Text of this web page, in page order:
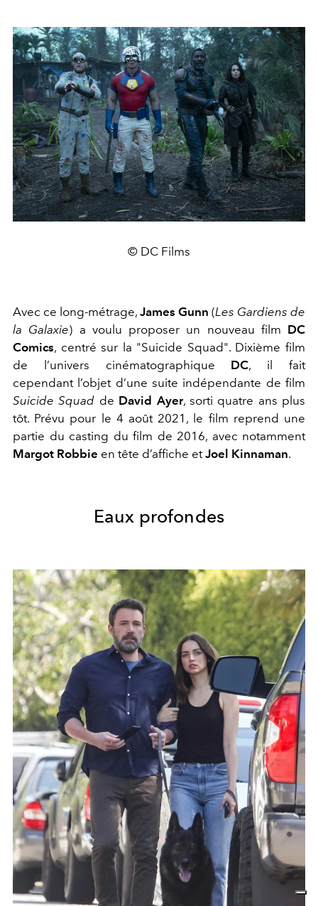
© DC Films
Avec ce long-métrage, James Gunn (Les Gardiens de
la Galaxie) a voulu proposer un nouveau film DC
Comics, centré sur la "Suicide Squad". Dixième film
de l’univers cinématographique DC, il fait
cependant l’objet d’une suite indépendante de film
Suicide Squad de David Ayer, sorti quatre ans plus
tôt. Prévu pour le 4 août 2021, le film reprend une
partie du casting du film de 2016, avec notamment
Margot Robbie en tête d’affiche etJoel Kinnaman.
Eaux profondes